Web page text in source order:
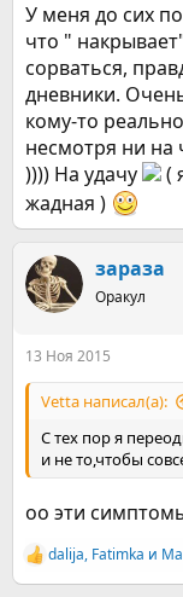
У меня до сих
что "
сорваться,
дневники.
кому-то
несмотря ни на
)))) На удачу
(
жадная )
зараза
Оракул
13 Ноя 2015
Vetta написал(а):
С тех пор я
и не то,чтобы
оо эти
Р
е
dalija, Fatimka и